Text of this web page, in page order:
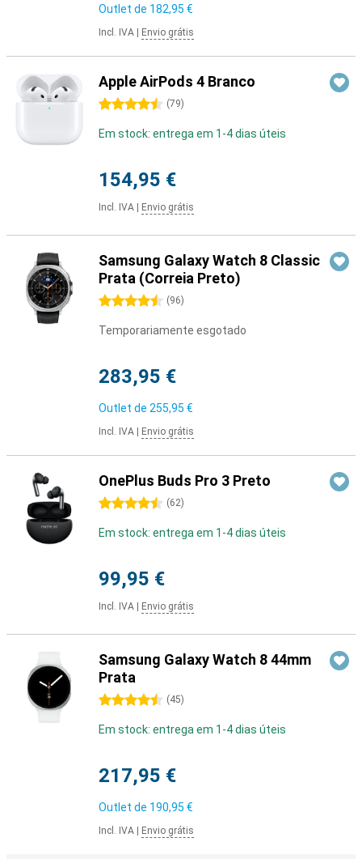
Outlet de 182,95 €
Incl. IVA Envio grátis
Apple AirPods 4 Branco
4.5 estrelas (79)
Em stock: entrega em 1-4 dias úteis
154,95 €
Incl. IVA Envio grátis
Samsung Galaxy Watch 8 Classic
Prata (Correia Preto)
4.5 estrelas (96)
Temporariamente esgotado
283,95 €
Outlet de 255,95 €
Incl. IVA Envio grátis
OnePlus Buds Pro 3 Preto
4.5 estrelas (62)
Em stock: entrega em 1-4 dias úteis
99,95 €
Incl. IVA Envio grátis
Samsung Galaxy Watch 8 44mm
Prata
4.5 estrelas (45)
Em stock: entrega em 1-4 dias úteis
217,95 €
Outlet de 190,95 €
Incl. IVA Envio grátis